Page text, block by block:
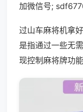
加微信号;
过山车麻将机拿
是指通过一些无
现控制麻将牌功